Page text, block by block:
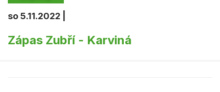
so 5.11.2022 |
Zápas Zubří - Karviná